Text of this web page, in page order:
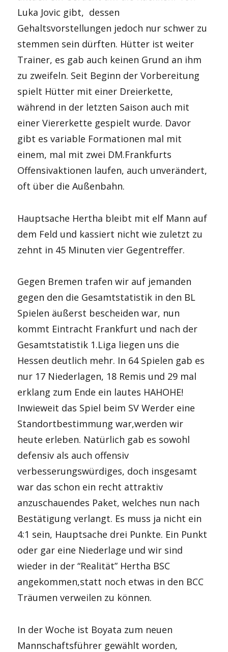
Luka Jovic gibt, dessen
Gehaltsvorstellungen jedoch nur schwer zu
stemmen sein dürften. Hütter ist weiter
Trainer, es gab auch keinen Grund an ihm
zu zweifeln. Seit Beginn der Vorbereitung
spielt Hütter mit einer Dreierkette,
während in der letzten Saison auch mit
einer Viererkette gespielt wurde. Davor
gibt es variable Formationen mal mit
einem, mal mit zwei DM.Frankfurts
Offensivaktionen laufen, auch unverändert,
oft über die Außenbahn.
Hauptsache Hertha bleibt mit elf Mann auf
dem Feld und kassiert nicht wie zuletzt zu
zehnt in 45 Minuten vier Gegentreffer.
Gegen Bremen trafen wir auf jemanden
gegen den die Gesamtstatistik in den BL
Spielen äußerst bescheiden war, nun
kommt Eintracht Frankfurt und nach der
Gesamtstatistik 1.Liga liegen uns die
Hessen deutlich mehr. In 64 Spielen gab es
nur 17 Niederlagen, 18 Remis und 29 mal
erklang zum Ende ein lautes HAHOHE!
Inwieweit das Spiel beim SV Werder eine
Standortbestimmung war,werden wir
heute erleben. Natürlich gab es sowohl
defensiv als auch offensiv
verbesserungswürdiges, doch insgesamt
war das schon ein recht attraktiv
anzuschauendes Paket, welches nun nach
Bestätigung verlangt. Es muss ja nicht ein
4:1 sein, Hauptsache drei Punkte. Ein Punkt
oder gar eine Niederlage und wir sind
wieder in der “Realität” Hertha BSC
angekommen,statt noch etwas in den BCC
Träumen verweilen zu können.
In der Woche ist Boyata zum neuen
Mannschaftsführer gewählt worden,